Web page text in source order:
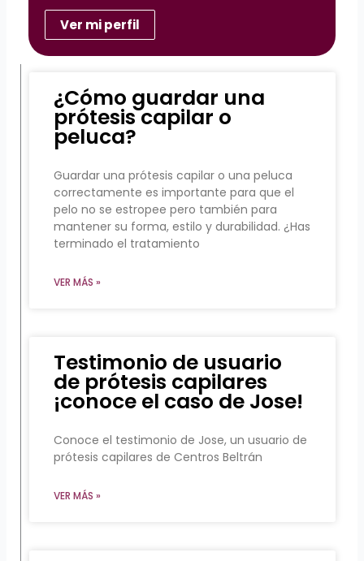
Ver mi perfil
¿Cómo guardar una
prótesis capilar o
peluca?
Guardar una prótesis capilar o una peluca
correctamente es importante para que el
pelo no se estropee pero también para
mantener su forma, estilo y durabilidad. ¿Has
terminado el tratamiento
VER MÁS »
Testimonio de usuario
de prótesis capilares
¡conoce el caso de Jose!
Conoce el testimonio de Jose, un usuario de
prótesis capilares de Centros Beltrán
VER MÁS »